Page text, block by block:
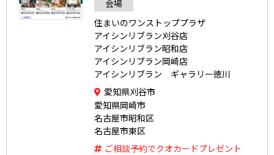
会場
住まいのワンストッププラザ
アイシンリブラン刈谷店
アイシンリブラン昭和店
アイシンリブラン岡崎店
アイシンリブラン ギャラリー徳川
愛知県刈谷市
愛知県岡崎市
名古屋市昭和区
名古屋市東区
ご相談予約でクオカードプレゼント